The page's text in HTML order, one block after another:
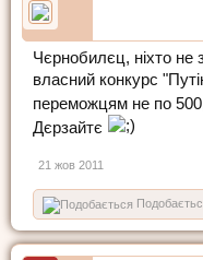
Чєрнобилєц, ніхто не
власний конкурс
переможцям не по
Дєрзайтє
21 жов 2011